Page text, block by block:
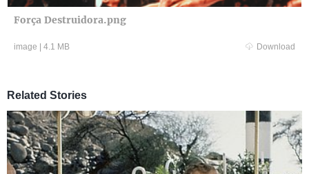
Força Destruidora.png
image 4.1 MB Download
Related Stories